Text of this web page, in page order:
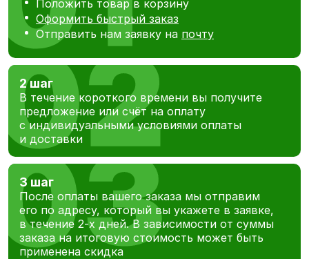
Положить товар в корзину
Оформить быстрый заказ
Отправить нам заявку на почту
2 шаг
В течение короткого времени вы получите
предложение или счёт на оплату
с индивидуальными условиями оплаты
и доставки
3 шаг
После оплаты вашего заказа мы отправим
его по адресу, который вы укажете в заявке,
в течение 2-х дней. В зависимости от суммы
заказа на итоговую стоимость может быть
применена скидка